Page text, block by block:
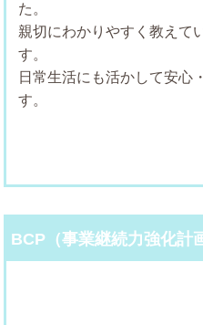
親切にわかりやすく教えて
日常生活にも活かして安心
従業
BCP（事業継続力強化計